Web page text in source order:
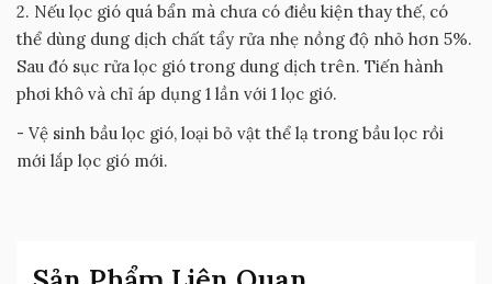
2. Nếu lọc gió quá bẩn mà chưa có điều kiện thay thế, có
thể dùng dung dịch chất tẩy rửa nhẹ nồng độ nhỏ hơn 5%.
Sau đó sục rửa lọc gió trong dung dịch trên. Tiến hành
phơi khô và chỉ áp dụng 1 lần với 1 lọc gió.
- Vệ sinh bầu lọc gió, loại bỏ vật thể lạ trong bầu lọc rồi
mới lắp lọc gió mới.